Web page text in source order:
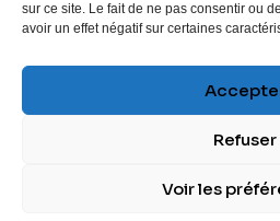
sur ce site. Le fait de ne pas consentir ou
avoir un effet négatif sur certaines
Refuser
Voir les
CGV|Mentions